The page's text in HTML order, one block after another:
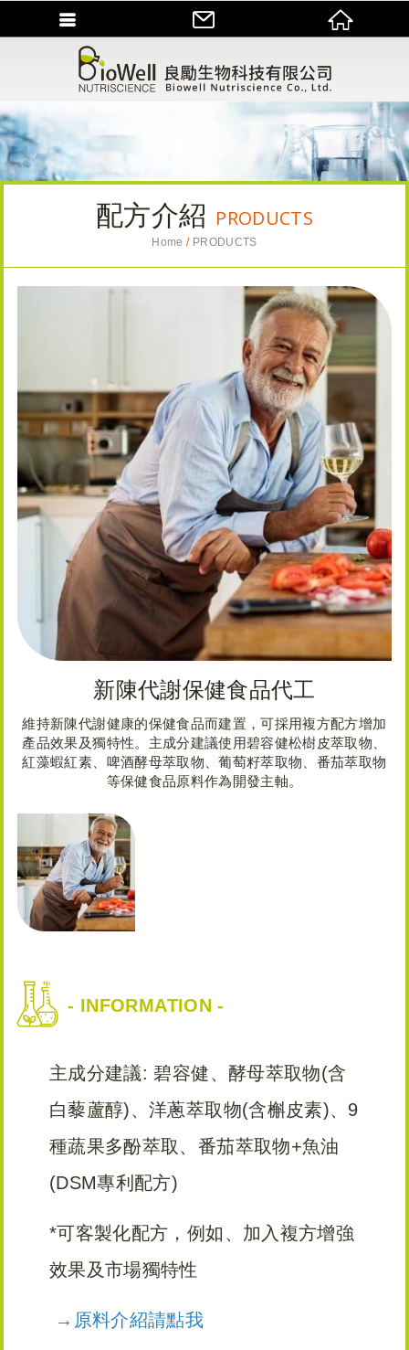
配方介紹 PRODUCTS
Home PRODUCTS
新陳代謝保健食品代工
維持新陳代謝健康的保健食品而建置，可採用複方配方增加
產品效果及獨特性。主成分建議使用碧容健松樹皮萃取物、
紅藻蝦紅素、啤酒酵母萃取物、葡萄籽萃取物、番茄萃取物
等保健食品原料作為開發主軸。
- INFORMATION -
主成分建議: 碧容健、酵母萃取物(含
白藜蘆醇)、洋蔥萃取物(含槲皮素)、9
種蔬果多酚萃取、番茄萃取物+魚油
(DSM專利配方)
*可客製化配方，例如、加入複方增強
效果及市場獨特性
→原料介紹請點我